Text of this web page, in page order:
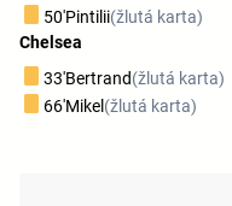
50'Pintilii(žlutá karta)
Chelsea
33'Bertrand(žlutá karta)
66'Mikel(žlutá karta)